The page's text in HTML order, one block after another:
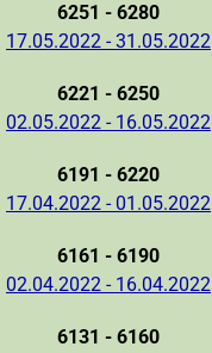
6251 - 6280
17.05.2022 - 31.05.2022
6221 - 6250
02.05.2022 - 16.05.2022
6191 - 6220
17.04.2022 - 01.05.2022
6161 - 6190
02.04.2022 - 16.04.2022
6131 - 6160